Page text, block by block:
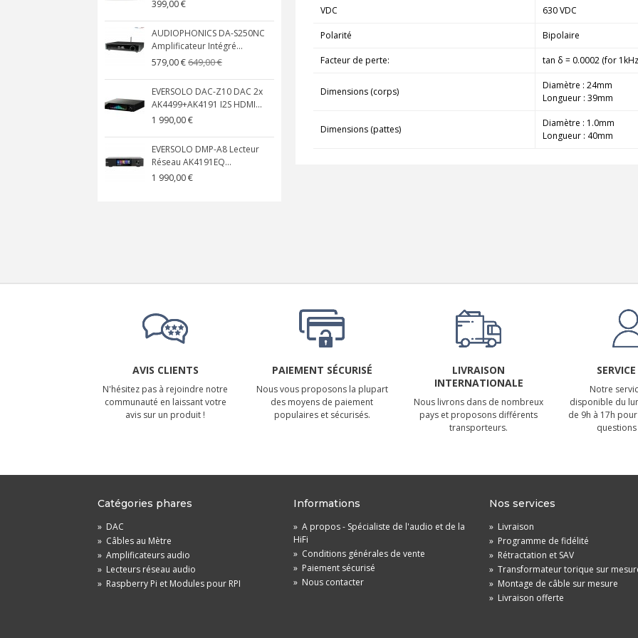
399,00 €
AUDIOPHONICS DA-S250NC
Amplificateur Intégré...
579,00 €649,00 €
EVERSOLO DAC-Z10 DAC 2x
AK4499+AK4191 I2S HDMI...
1 990,00 €
EVERSOLO DMP-A8 Lecteur
Réseau AK4191EQ...
1 990,00 €
DAN CLARK AUDIO AEON 2
919,00 €
EVERSOLO DMP-A6 MASTER
VDC 630 VDC
Polarité Bipolaire
Facteur de perte: tan δ = 0.0002 (for
Dimensions (corps)
Diamètre : 24mm
Longueur : 39mm
Dimensions (pattes)
Diamètre : 1.0mm
Longueur : 40mm
AVIS CLIENTS
N'hésitez pas à rejoindre notre
communauté en laissant votre
avis sur un produit !
PAIEMENT SÉCURISÉ
Nous vous proposons la plupart
des moyens de paiement
populaires et sécurisés.
LIVRAISON
INTERNATIONALE
Nous livrons dans de nombreux
pays et proposons différents
transporteurs.
Notre
disponible du
de 9h à 17h
Catégories phares
» DAC
» Câbles au Mètre
» Amplificateurs audio
» Lecteurs réseau audio
» Raspberry Pi et Modules pour RPI
Informations
» A propos - Spécialiste de l'audio et de la
HiFi
» Conditions générales de vente
» Paiement sécurisé
» Nous contacter
Nos services
» Livraison
» Programme de fidélité
» Rétractation et SAV
» Transformateur torique sur
» Montage de câble sur mesure
» Livraison offerte